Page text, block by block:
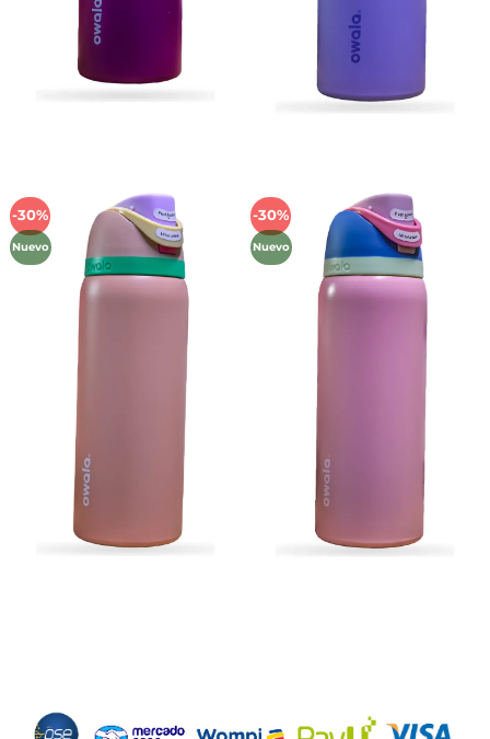
-30%
Nuevo
Añadir
lista de
deseos
-30%
Nuevo
Añadir
lista de
deseos